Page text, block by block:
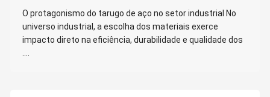
O protagonismo do tarugo de aço no setor industrial No
universo industrial, a escolha dos materiais exerce
impacto direto na eficiência, durabilidade e qualidade dos